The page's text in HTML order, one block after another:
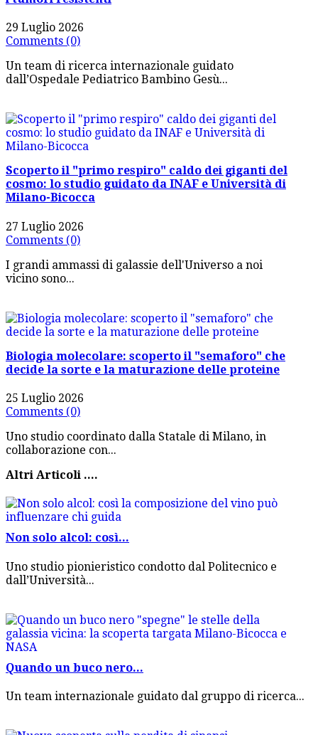
29 Luglio 2026
Comments (0)
Un team di ricerca internazionale guidato
dall’Ospedale Pediatrico Bambino Gesù...
Scoperto il "primo respiro" caldo dei giganti del
cosmo: lo studio guidato da INAF e Università di
Milano-Bicocca
27 Luglio 2026
Comments (0)
I grandi ammassi di galassie dell'Universo a noi
vicino sono...
Biologia molecolare: scoperto il "semaforo" che
decide la sorte e la maturazione delle proteine
25 Luglio 2026
Comments (0)
Uno studio coordinato dalla Statale di Milano, in
collaborazione con...
Altri Articoli ....
Non solo alcol: così...
Uno studio pionieristico condotto dal Politecnico e
dall’Università...
Quando un buco nero...
Un team internazionale guidato dal gruppo di ricerca...